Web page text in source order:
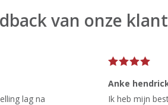
van onze
lag na
Anke
Ik heb mijn